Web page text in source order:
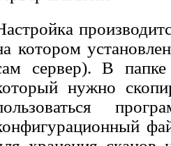
котором
сервер). В
нужно